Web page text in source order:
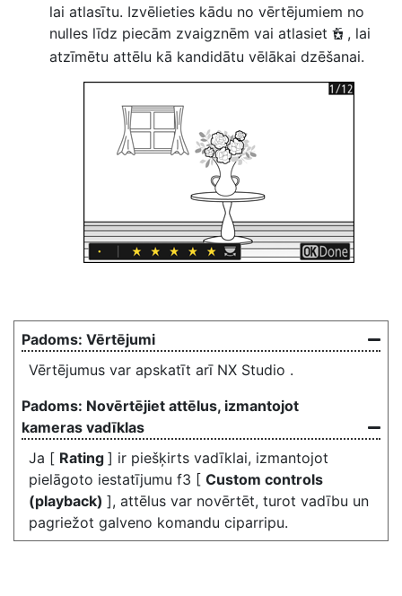
lai atlasītu. Izvēlieties kādu no vērtējumiem no
nulles līdz piecām zvaigznēm vai atlasiet d , lai
atzīmētu attēlu kā kandidātu vēlākai dzēšanai.
Vērtējumi
Vērtējumus var apskatīt arī NX Studio .
Novērtējiet attēlus, izmantojot
kameras vadīklas
Ja [ Rating ] ir piešķirts vadīklai, izmantojot
pielāgoto iestatījumu f3 [ Custom controls
(playback) ], attēlus var novērtēt, turot vadību un
pagriežot galveno komandu ciparripu.